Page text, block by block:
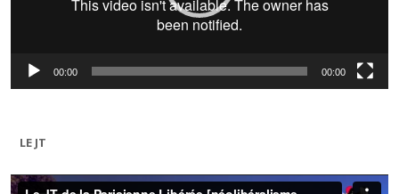
00:00 00:00
LE JT
Lecteur
vidéo